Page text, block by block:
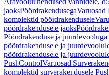
Äravooluühendused vannidele,
jaoksPöördrakendusegaVaruosad
komplektid pöördrakendusele
pöördrakendusele jaoks
Pöördrakenduse ja juurdevooluga
pöördrakendusele ja
pöördrakendusele ja
PushControlVaruosad
komplektid surverakendusele